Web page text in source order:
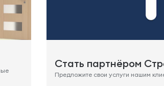
Стать партнёром
Предложите свои услуги нашим